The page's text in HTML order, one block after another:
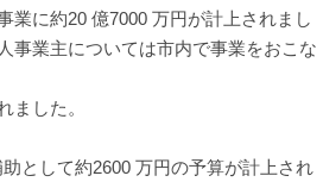
業に約20 億7000 万円が計上されまし
事業主については市内で事業をおこな
した。
として約2600 万円の予算が計上され